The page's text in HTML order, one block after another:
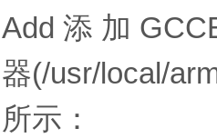
Add 添 加
器(/usr/local/
所示：